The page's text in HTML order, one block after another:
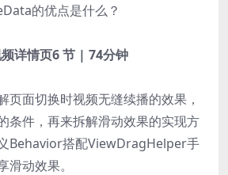
的优点是什么？
详情页6 节 | 74分钟
页面切换时视频无缝续播的效果，
条件，再来拆解滑动效果的实现方
Behavior搭配ViewDragHelper手
滑动效果。